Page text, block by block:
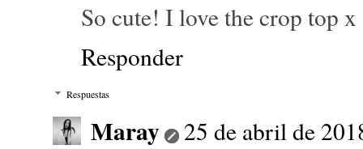
So cute! I love the crop top x
Responder
Respuestas
Maray
25 de abril de